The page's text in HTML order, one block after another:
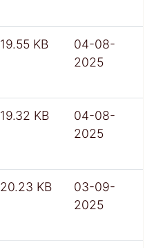
19.55 KB
04-08-
2025
19.32 KB
04-08-
2025
20.23 KB
03-09-
2025